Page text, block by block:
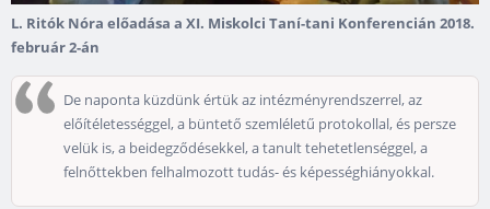
L. Ritók Nóra előadása a XI. Miskolci Taní-tani Konferencián 2018.
február 2-án
De naponta küzdünk értük az intézményrendszerrel, az
előítéletességgel, a büntető szemléletű protokollal, és persze
velük is, a beidegződésekkel, a tanult tehetetlenséggel, a
felnőttekben felhalmozott tudás- és képességhiányokkal.